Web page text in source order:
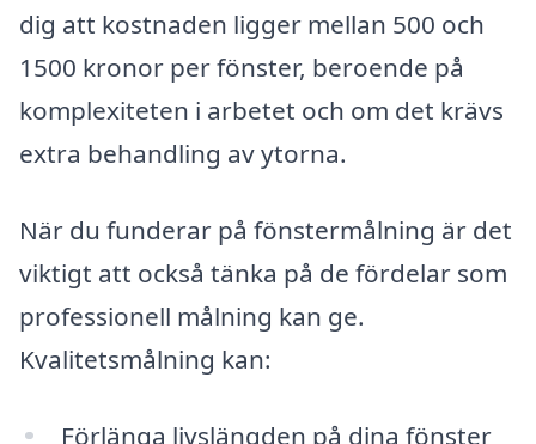
dig att kostnaden ligger mellan 500 och
1500 kronor per fönster, beroende på
komplexiteten i arbetet och om det krävs
extra behandling av ytorna.
När du funderar på fönstermålning är det
viktigt att också tänka på de fördelar som
professionell målning kan ge.
Kvalitetsmålning kan:
Förlänga livslängden på dina fönster